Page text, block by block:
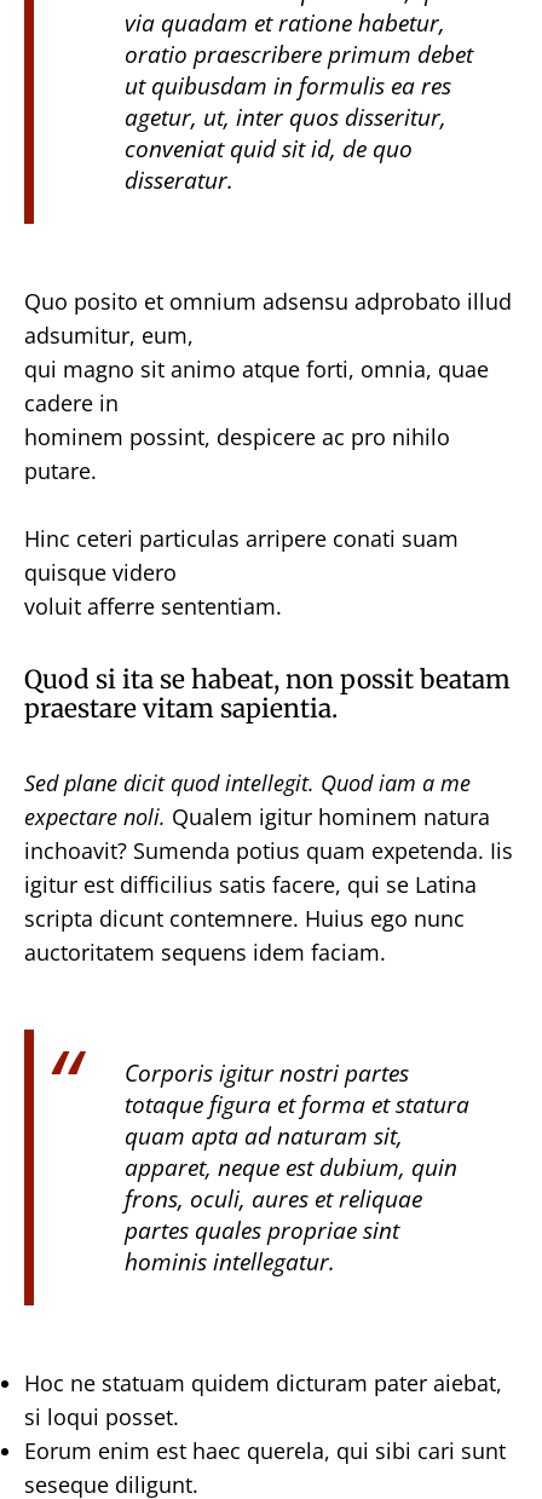
via quadam et ratione habetur,
oratio praescribere primum debet
ut quibusdam in formulis ea res
agetur, ut, inter quos disseritur,
conveniat quid sit id, de quo
disseratur.
Quo posito et omnium adsensu adprobato illud
adsumitur, eum,
qui magno sit animo atque forti, omnia, quae
cadere in
hominem possint, despicere ac pro nihilo
putare.
Hinc ceteri particulas arripere conati suam
quisque videro
voluit afferre sententiam.
Quod si ita se habeat, non possit beatam
praestare vitam sapientia.
Sed plane dicit quod intellegit. Quod iam a me
expectare noli. Qualem igitur hominem natura
inchoavit? Sumenda potius quam expetenda. Iis
igitur est difficilius satis facere, qui se Latina
scripta dicunt contemnere. Huius ego nunc
auctoritatem sequens idem faciam.
Corporis igitur nostri partes
totaque figura et forma et statura
quam apta ad naturam sit,
apparet, neque est dubium, quin
frons, oculi, aures et reliquae
partes quales propriae sint
hominis intellegatur.
Hoc ne statuam quidem dicturam pater aiebat,
si loqui posset.
Eorum enim est haec querela, qui sibi cari sunt
seseque diligunt.